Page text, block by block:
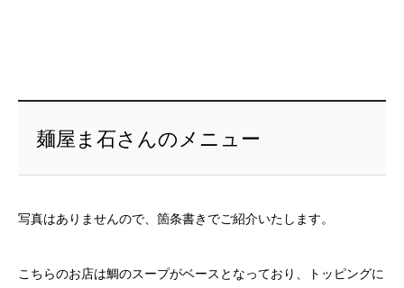
麺屋ま石さんのメニュー
写真はありませんので、箇条書きでご紹介いたします。
こちらのお店は鯛のスープがベースとなっており、トッピングに